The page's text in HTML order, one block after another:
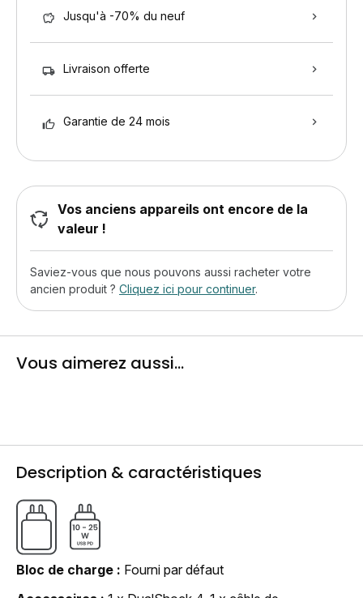
Jusqu'à -70% du neuf
Livraison offerte
Garantie de 24 mois
Vos anciens appareils ont encore de la
valeur !
Saviez-vous que nous pouvons aussi racheter votre
ancien produit ? Cliquez ici pour continuer.
Vous aimerez aussi...
Description & caractéristiques
Bloc de charge
Fourni par défaut